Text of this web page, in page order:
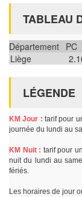
TABLEAU
Département PC
Liège
LÉGENDE
KM Jour : tarif pour
journée du lundi au
KM Nuit : tarif pour
nuit du lundi au
fériés.
Les horaires de jour